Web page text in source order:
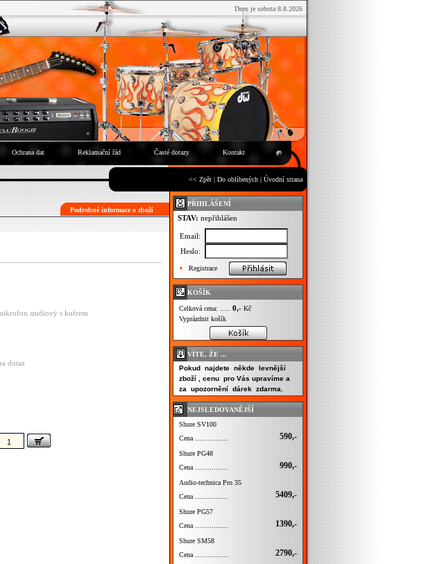
Dnes je sobota 8.8.2026
Ochrana dat Reklamační řád Časté dotazy Kontakt
<< Zpět | Do oblíbených | Úvodní strana
Podrobné informace o zboží
studiový s kufrem
dotaz
PŘIHLÁŠENÍ
STAV: nepřihlášen
Email:
Heslo:
Registrace
KOŠÍK
Celková cena: ..... 0,- Kč
Vyprázdnit košík
VÍTE, ŽE ...
Pokud najdete někde levnější
zboží , cenu pro Vás upravíme a
za upozornění dárek zdarma.
NEJSLEDOVANĚJŠÍ
Shure SV100
Cena ................
590,-
Shure PG48
Cena ................
990,-
Audio-technica Pro 35
Cena ................
5409,-
Shure PG57
Cena ................
1390,-
Shure SM58
Cena ................
2790,-